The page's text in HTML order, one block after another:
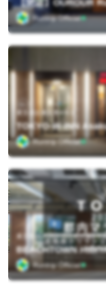
【閉店】OUROUR
Runtrip Official
東京都台東区寿4-6-1
TOKYO-W-INN
Runtrip Official
東京都 千代田区日比谷公園1-5
BEACHTOWN
Runtrip Official